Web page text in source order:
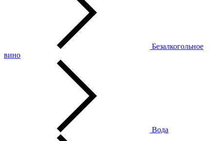
Безалкогольное
вино
Вода